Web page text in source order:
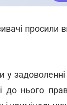
просили
у
нього